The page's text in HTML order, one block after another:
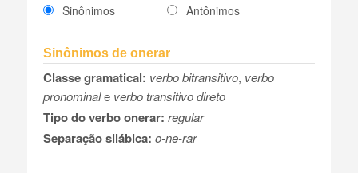
Sinônimos Antônimos
Sinônimos de onerar
Classe gramatical: verbo bitransitivo, verbo
pronominale verbo transitivo direto
Tipo do verbo onerar: regular
Separação silábica: o-ne-rar